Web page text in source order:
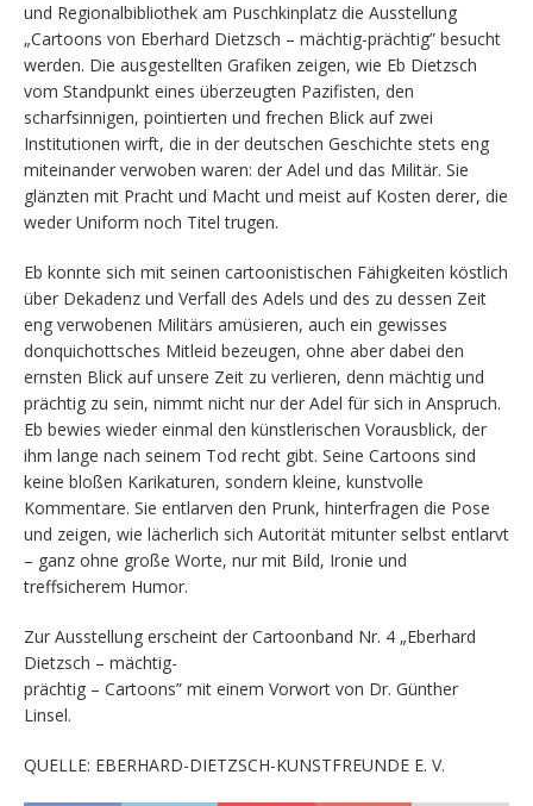
und Regionalbibliothek am Puschkinplatz die Ausstellung
„Cartoons von Eberhard Dietzsch – mächtig-prächtig” besucht
werden. Die ausgestellten Grafiken zeigen, wie Eb Dietzsch
vom Standpunkt eines überzeugten Pazifisten, den
scharfsinnigen, pointierten und frechen Blick auf zwei
Institutionen wirft, die in der deutschen Geschichte stets eng
miteinander verwoben waren: der Adel und das Militär. Sie
glänzten mit Pracht und Macht und meist auf Kosten derer, die
weder Uniform noch Titel trugen.
Eb konnte sich mit seinen cartoonistischen Fähigkeiten köstlich
über Dekadenz und Verfall des Adels und des zu dessen Zeit
eng verwobenen Militärs amüsieren, auch ein gewisses
donquichottsches Mitleid bezeugen, ohne aber dabei den
ernsten Blick auf unsere Zeit zu verlieren, denn mächtig und
prächtig zu sein, nimmt nicht nur der Adel für sich in Anspruch.
Eb bewies wieder einmal den künstlerischen Vorausblick, der
ihm lange nach seinem Tod recht gibt. Seine Cartoons sind
keine bloßen Karikaturen, sondern kleine, kunstvolle
Kommentare. Sie entlarven den Prunk, hinterfragen die Pose
und zeigen, wie lächerlich sich Autorität mitunter selbst entlarvt
– ganz ohne große Worte, nur mit Bild, Ironie und
treffsicherem Humor.
Zur Ausstellung erscheint der Cartoonband Nr. 4 „Eberhard
Dietzsch – mächtig-
prächtig – Cartoons” mit einem Vorwort von Dr. Günther
Linsel.
QUELLE: EBERHARD-DIETZSCH-KUNSTFREUNDE E. V.